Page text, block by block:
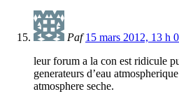
Paf 15 mars 2012, 13 h
leur forum a la con est ridicule
generateurs d’eau
atmosphere seche.